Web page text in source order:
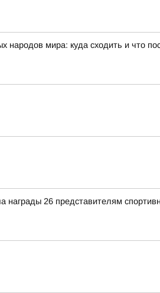
народов мира: куда сходить и что
26 представителям